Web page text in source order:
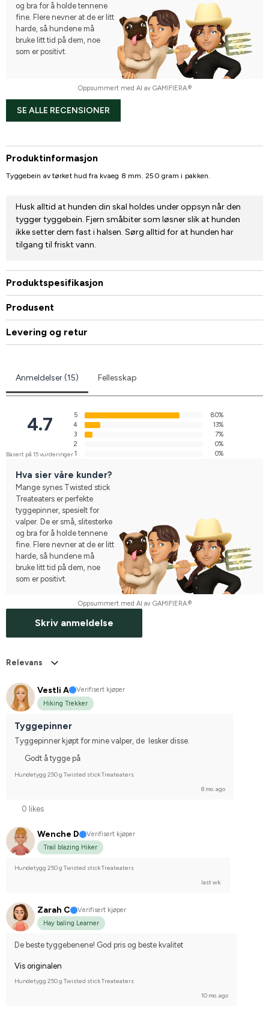
og bra for å holde tennene
fine. Flere nevner at de er litt
harde, så hundene må
bruke litt tid på dem, noe
som er positivt.
Oppsummert med AI av GAMIFIERA.®
SE ALLE RECENSIONER
Produktinformasjon
Tyggebein av tørket hud fra kvaeg 8 mm. 250 gram i pakken.
Husk alltid at hunden din skal holdes under oppsyn når den
tygger tyggebein. Fjern småbiter som løsner slik at hunden
ikke setter dem fast i halsen. Sørg alltid for at hunden har
tilgang til friskt vann.
Produktspesifikasjon
Produsent
Levering og retur
Anmeldelser (15) Fellesskap
4.7
Basert på 15 vurderinger
5
80%
4
13%
3
7%
2
0%
1
0%
Hva sier våre kunder?
Mange synes Twisted stick
Treateaters er perfekte
tyggepinner, spesielt for
valper. De er små, slitesterke
og bra for å holde tennene
fine. Flere nevner at de er litt
harde, så hundene må
bruke litt tid på dem, noe
som er positivt.
Oppsummert med AI av GAMIFIERA.®
Skriv anmeldelse
Relevans
Vestli A
Verifisert kjøper
Hiking Trekker
Tyggepinner
Tyggepinner kjøpt for mine valper, de  lesker disse.
Godt å tygge på
Hundetygg 250 g Twisted stick Treateaters
8 mo. ago
0 likes
Wenche D
Verifisert kjøper
Trail blazing Hiker
Hundetygg 250 g Twisted stick Treateaters
last wk.
Zarah C
Verifisert kjøper
Hay baling Learner
De beste tyggebenene! God pris og beste kvalitet
Vis originalen
Hundetygg 250 g Twisted stick Treateaters
10 mo. ago